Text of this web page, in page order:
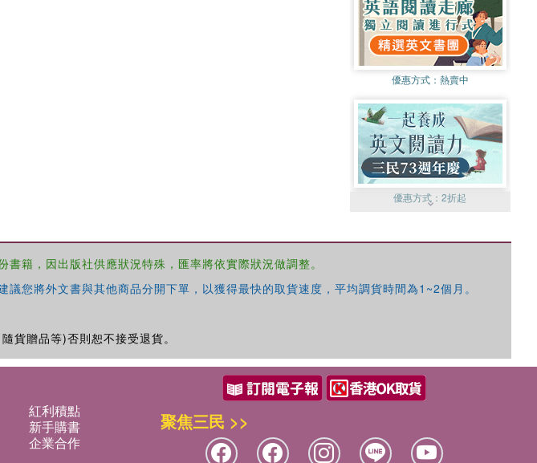
優惠方式： 熱賣中
優惠方式：2折起
籍，因出版社供應狀況特殊，匯率將依實際狀況做調整。
您將外文書與其他商品分開下單，以獲得最快的取貨速度，平均調貨時間為1~2個月。
貨贈品等)否則恕不接受退貨。
紅利積點
新手購書
企業合作
聚焦三民 >>